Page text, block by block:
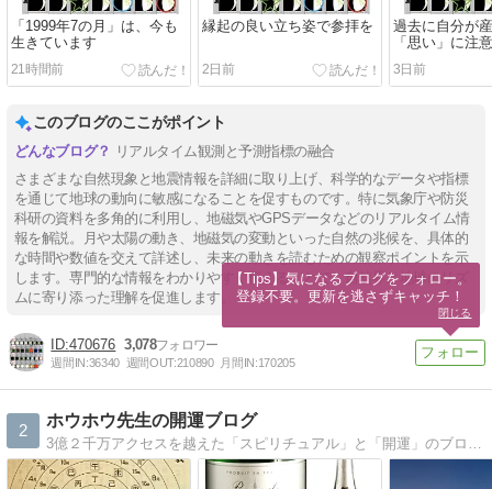
「1999年7の月」は、今も
生きています
21時間前
縁起の良い立ち姿で参拝を
2日前
過去に自分が
「思い」に注意
3日前
このブログのここがポイント
リアルタイム観測と予測指標の融合
さまざまな自然現象と地震情報を詳細に取り上げ、科学的なデータや指標
を通じて地球の動向に敏感になることを促すものです。特に気象庁や防災
科研の資料を多角的に利用し、地磁気やGPSデータなどのリアルタイム情
報を解説。月や太陽の動き、地磁気の変動といった自然の兆候を、具体的
な時間や数値を交えて詳述し、未来の動きを読むための観察ポイントを示
します。専門的な情報をわかりやすく伝えることで、自然界と地球のリズ
ムに寄り添った理解を促進します。
470676 3,078
週間IN:36340 週間OUT:210890 月間IN:170205
2
ホウホウ先生の開運ブログ
3億２千万アクセスを越えた「スピリチュアル」と「開運」のブログです。「幸せや開運を望む方」や「今のあなたの運気」をアップしたい方にお勧めです。
【Tips】気になるブログをフォロー。
登録不要。更新を逃さずキャッチ！
閉じる